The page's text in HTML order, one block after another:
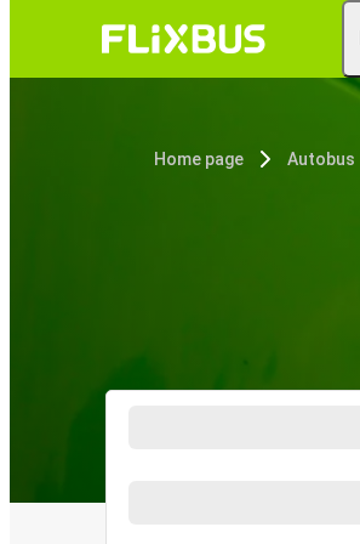
Home page Autobus